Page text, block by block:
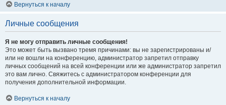
Вернуться к началу
Личные сообщения
Я не могу отправить личные сообщения!
Это может быть вызвано тремя причинами: вы не зарегистрированы и/
или не вошли на конференцию, администратор запретил отправку
личных сообщений на всей конференции или же администратор запретил
это вам лично. Свяжитесь с администратором конференции для
получения дополнительной информации.
Вернуться к началу